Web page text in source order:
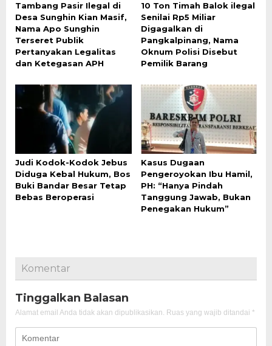
Tambang Pasir Ilegal di
Desa Sunghin Kian Masif,
Nama Apo Sunghin
Terseret Publik
Pertanyakan Legalitas
dan Ketegasan APH
10 Ton Timah Balok ilegal
Senilai Rp5 Miliar
Digagalkan di
Pangkalpinang, Nama
Oknum Polisi Disebut
Pemilik Barang
Judi Kodok-Kodok Jebus
Diduga Kebal Hukum, Bos
Buki Bandar Besar Tetap
Bebas Beroperasi
Kasus Dugaan
Pengeroyokan Ibu Hamil,
PH: “Hanya Pindah
Tanggung Jawab, Bukan
Penegakan Hukum”
Komentar
Tinggalkan Balasan
Alamat email Anda tidak akan dipublikasikan. Ruas yang wajib ditandai *